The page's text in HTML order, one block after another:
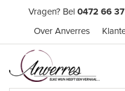
Vragen? Bel 0472 66
Over Anverres